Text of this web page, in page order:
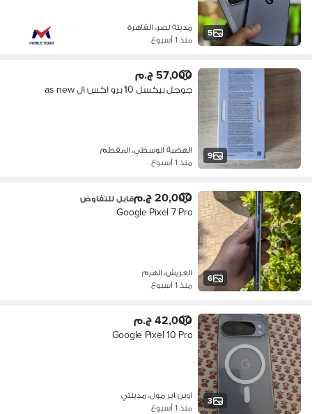
5
مدينة نصر، القاهرة
منذ 1 أسبوع
9
57,000 ج.م
جوجل بيكسل 10 برو اكس ال as new
الهضبة الوسطي، المقطم
منذ 1 أسبوع
6
20,000 ج.م قابل للتفاوض
Google Pixel 7 Pro
العريش، الهرم
منذ 1 أسبوع
3
42,000 ج.م
Google Pixel 10 Pro
اوبن اير مول، مدينتي
منذ 1 أسبوع